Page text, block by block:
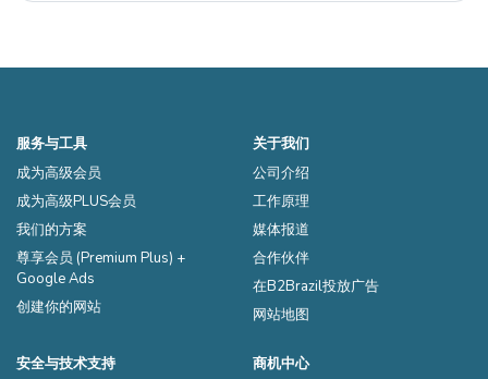
服务与工具
成为高级会员
成为高级PLUS会员
我们的方案
尊享会员 (Premium Plus) +
Google Ads
创建你的网站
关于我们
公司介绍
工作原理
媒体报道
合作伙伴
在B2Brazil投放广告
网站地图
安全与技术支持 商机中心